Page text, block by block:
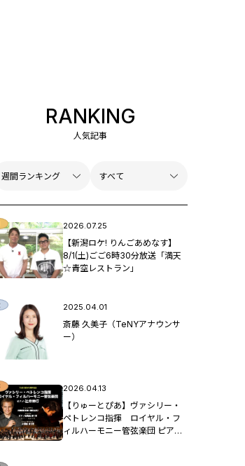
RANKING
人気記事
2026.07.25
【新潟ロケ! りんごあめなす】
8/1(土)ごご6時30分放送「満天
☆青空レストラン」
2025.04.01
斎藤 久美子（TeNYアナウンサ
ー）
2026.04.13
【りゅーとぴあ】ヴァシリー・
ペトレンコ指揮 ロイヤル・フ
ィルハーモニー管弦楽団 ピア